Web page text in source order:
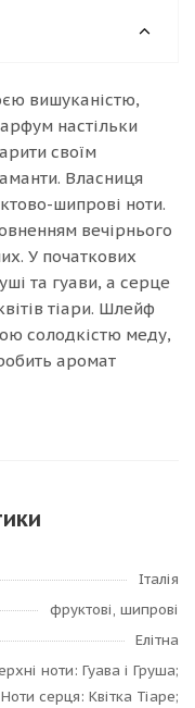
вишуканістю,
настільки
своїм
Власниця
шипрові ноти.
вечірнього
У початкових
та гуави, а серце
тіари. Шлейф
солодкістю меду,
аромат
Італія
фруктові, шипрові
Елітна
ноти: Гуава і Груша;
Ноти серця: Квітка Тіаре;